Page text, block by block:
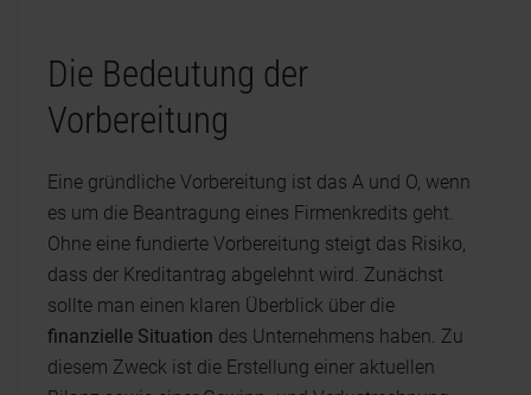
Die Bedeutung der
Vorbereitung
Eine gründliche Vorbereitung ist das A und O, wenn
es um die Beantragung eines Firmenkredits geht.
Ohne eine fundierte Vorbereitung steigt das Risiko,
dass der Kreditantrag abgelehnt wird. Zunächst
sollte man einen klaren Überblick über die
finanzielle Situation des Unternehmens haben. Zu
diesem Zweck ist die Erstellung einer aktuellen